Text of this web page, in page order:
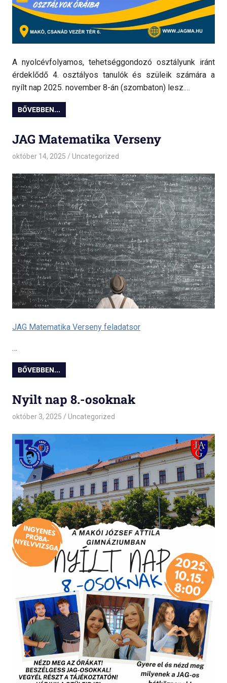
A nyolcévfolyamos, tehetséggondozó osztályunk iránt
érdeklődő 4. osztályos tanulók és szüleik számára a
nyílt nap 2025. november 8-án (szombaton) lesz.…
BŐVEBBEN...
JAG Matematika Verseny
október 14, 2025 admin
Uncategorized
JAG Matematika Verseny feladatsor
…
BŐVEBBEN...
Nyilt nap 8.-osoknak
október 3, 2025 admin
Uncategorized